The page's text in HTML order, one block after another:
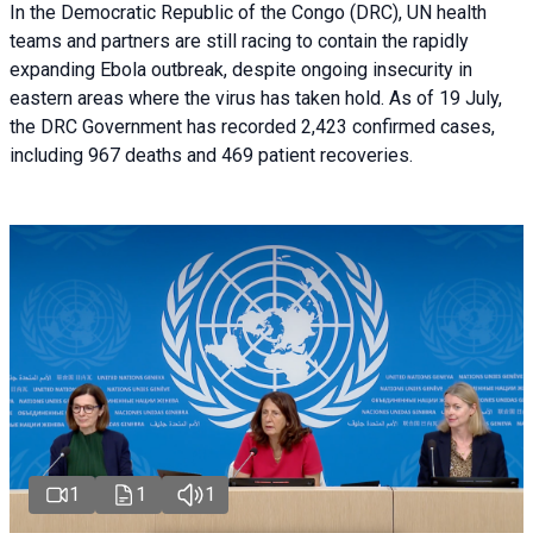
In the Democratic Republic of the Congo (DRC), UN health
teams and partners are still racing to contain the rapidly
expanding Ebola outbreak, despite ongoing insecurity in
eastern areas where the virus has taken hold. As of 19 July,
the DRC Government has recorded 2,423 confirmed cases,
including 967 deaths and 469 patient recoveries.
1 1 1